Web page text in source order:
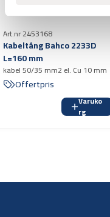
Art.nr 2453168
Kabeltång Bahco 2233D
L=160 mm
kabel 50/35 mm2 el. Cu 10 mm
Offertpris
Varuko
rg